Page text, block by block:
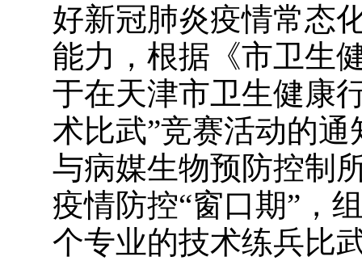
好新冠肺炎疫情常态
能力，根据《市卫生
于在天津市卫生健康
术比武”竞赛活动的
与病媒生物预防控制
疫情防控“窗口期”，
个专业的技术练兵比